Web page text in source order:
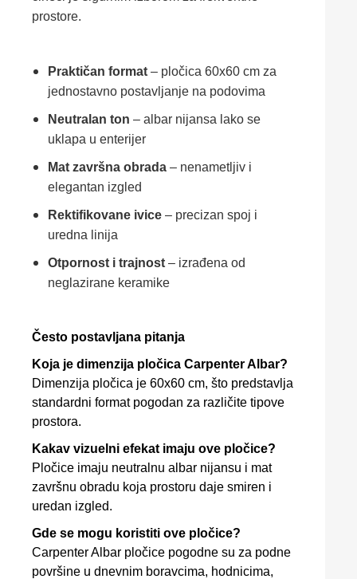
prostore.
Praktičan format – pločica 60x60 cm za
jednostavno postavljanje na podovima
Neutralan ton – albar nijansa lako se
uklapa u enterijer
Mat završna obrada – nenametljiv i
elegantan izgled
Rektifikovane ivice – precizan spoj i
uredna linija
Otpornost i trajnost – izrađena od
neglazirane keramike
Često postavljana pitanja
Koja je dimenzija pločica Carpenter Albar?
Dimenzija pločica je 60x60 cm, što predstavlja
standardni format pogodan za različite tipove
prostora.
Kakav vizuelni efekat imaju ove pločice?
Pločice imaju neutralnu albar nijansu i mat
završnu obradu koja prostoru daje smiren i
uredan izgled.
Gde se mogu koristiti ove pločice?
Carpenter Albar pločice pogodne su za podne
površine u dnevnim boravcima, hodnicima,